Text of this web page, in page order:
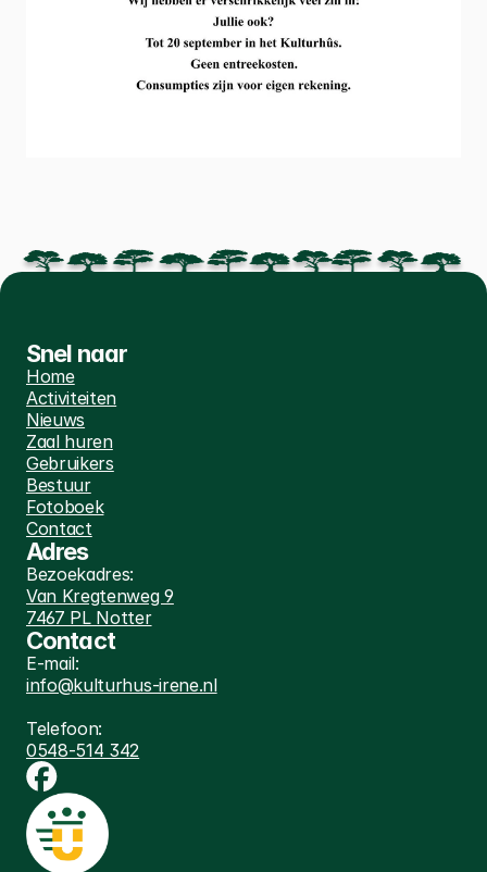
Snel naar
Home
Activiteiten
Nieuws
Zaal huren
Gebruikers
Bestuur
Fotoboek
Contact
Contact
E-mail:
info@kulturhus-irene.nl
Telefoon:
0548-514 342
Adres
Bezoekadres:
Van Kregtenweg 9
7467 PL Notter